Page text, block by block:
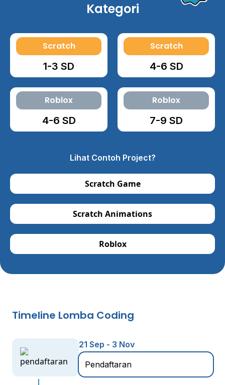
Kategori
Scratch
1-3 SD
Scratch
4-6 SD
Roblox
4-6 SD
Roblox
7-9 SD
Lihat Contoh Project?
Scratch Game
Scratch Animations
Roblox
Timeline Lomba Coding
21 Sep - 3 Nov
Pendaftaran